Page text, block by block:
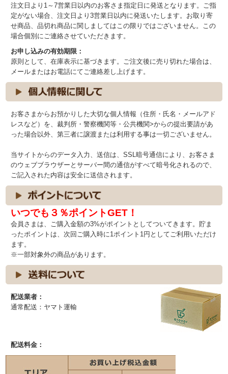
注文日より1～7営業日以内のお客さま指定日に発送となります。ご指
定がない場合、注文日より3営業日以内に発送いたします。お取り寄
せ商品、品切れ商品に関しましてはこの限りではございません。この
場合個別にご連絡させていただきます。
お申し込みの有効期限：
原則として、在庫表示に基づきます。ご注文後に売り切れた場合は、
メールまたはお電話にてご連絡差し上げます。
お客さまからお預かりした大切な個人情報（住所・氏名・メールアド
レスなど）を、裁判所・警察機関等・公共機関>からの提出要請があ
った場合以外、第三者に譲渡または利用する事は一切ございません。
当サイトからのデータ入力、送信は、SSL暗号通信により、お客さま
のウェブブラウザーとサーバー間の通信がすべて暗号化されるので、
ご記入された内容は安全に送信されます。
いつでも３％ポイントGET！
会員さまは、ご購入金額の3%がポイントとしてついてきます。貯ま
ったポイントは、次回ご購入時に1ポイント1円としてご利用いただけ
ます。
※一部対象外の商品があります。
配送業者：
通常配送：ヤマト運輸
配送料金：